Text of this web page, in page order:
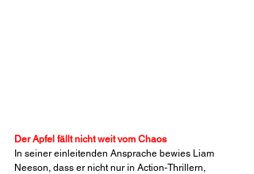
Der Apfel fällt nicht weit vom Chaos
In seiner einleitenden Ansprache bewies Liam
Neeson, dass er nicht nur in Action-Thrillern,